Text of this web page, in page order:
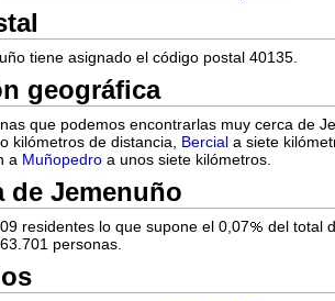
tiene asignado el código postal 40135.
geográfica
que podemos encontrarlas muy cerca de
kilómetros de distancia, Bercial a siete
a Muñopedro a unos siete kilómetros.
de Jemenuño
residentes lo que supone el 0,07
del total
personas.